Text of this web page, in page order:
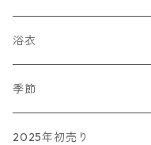
ショール（準備中）
和小物SACRA
その他
傘
浴衣
藤井絞
長板染
季節
春
2025年初売り